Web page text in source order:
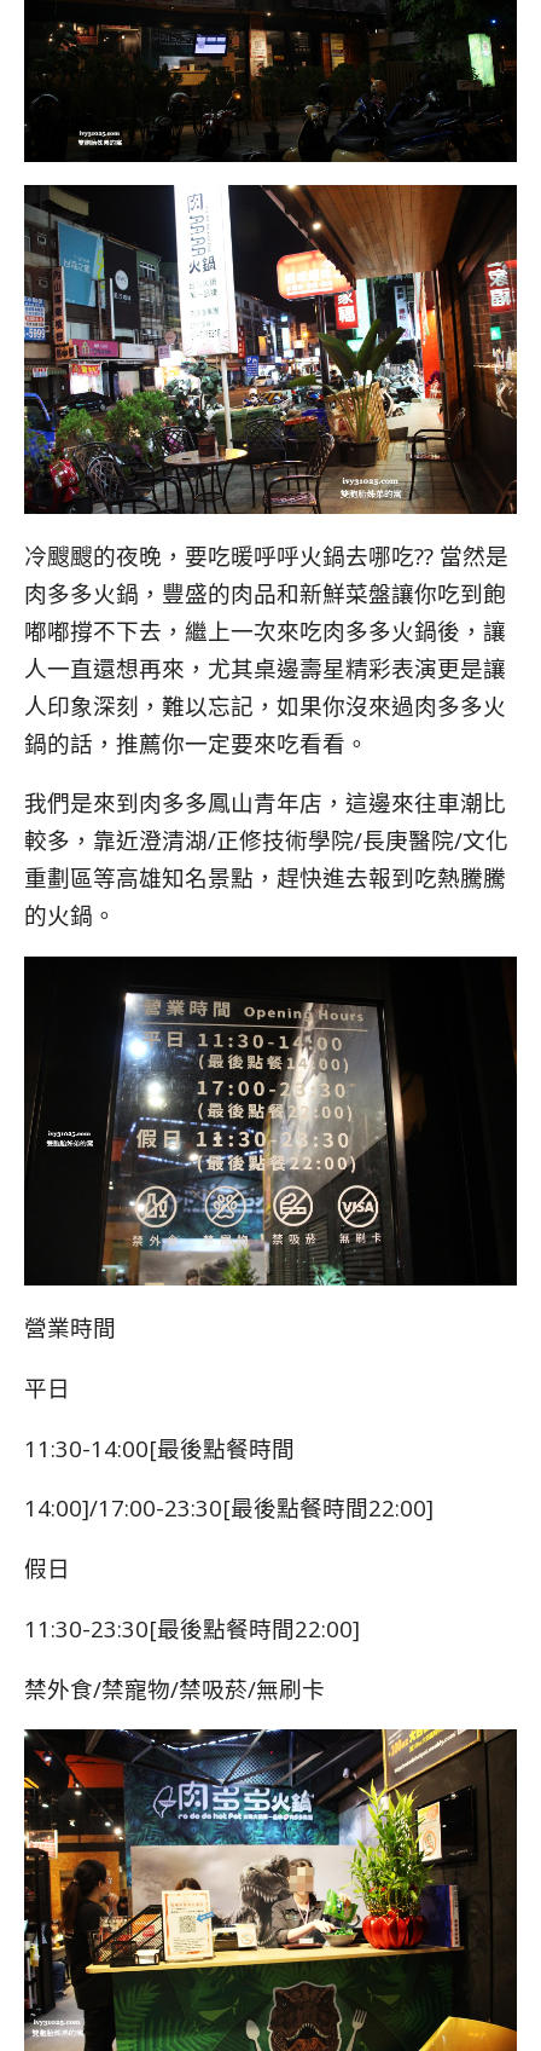
冷颼颼的夜晚，要吃暖呼呼火鍋去哪吃?? 當然是
肉多多火鍋，豐盛的肉品和新鮮菜盤讓你吃到飽
嘟嘟撐不下去，繼上一次來吃肉多多火鍋後，讓
人一直還想再來，尤其桌邊壽星精彩表演更是讓
人印象深刻，難以忘記，如果你沒來過肉多多火
鍋的話，推薦你一定要來吃看看。
我們是來到肉多多鳳山青年店，這邊來往車潮比
較多，靠近澄清湖/正修技術學院/長庚醫院/文化
重劃區等高雄知名景點，趕快進去報到吃熱騰騰
的火鍋。
營業時間
平日
11:30-14:00[最後點餐時間
14:00]/17:00-23:30[最後點餐時間22:00]
假日
11:30-23:30[最後點餐時間22:00]
禁外食/禁寵物/禁吸菸/無刷卡